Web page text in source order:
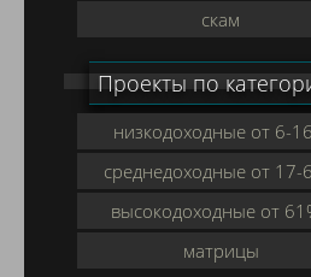
скам
Проекты по
низкодоходные от 6-
среднедоходные от 17-
высокодоходные от
матрицы